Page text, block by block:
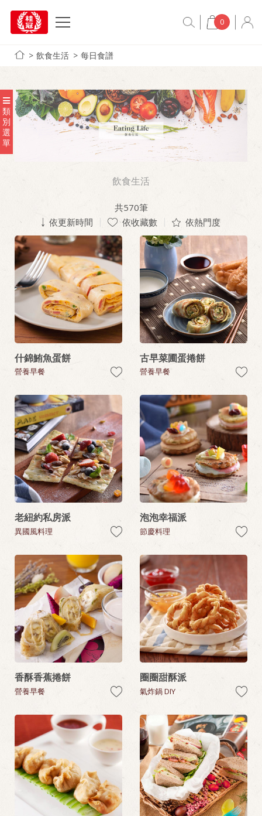
0
飲食生活 每日食譜
類
別
選
單
飲食生活
共570筆
依更新時間
依收藏數 依熱門度
什錦鮪魚蛋餅
營養早餐
古早菜圃蛋捲餅
營養早餐
老紐約私房派
異國風料理
泡泡幸福派
節慶料理
香酥香蕉捲餅
營養早餐
圈圈甜酥派
氣炸鍋 DIY